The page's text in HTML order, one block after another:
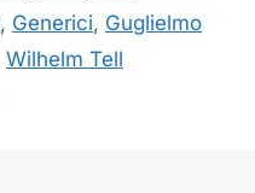
, Generici, Guglielmo
Wilhelm Tell